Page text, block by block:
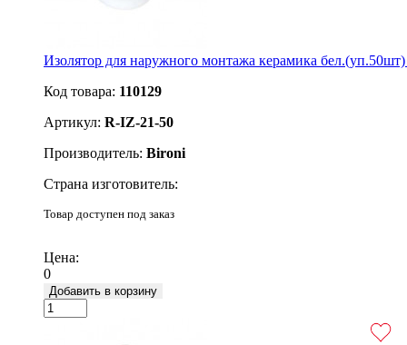
Изолятор для наружного монтажа керамика
Код товара: 110129
Артикул: R-IZ-21-50
Производитель: Bironi
Страна изготовитель:
Товар доступен под заказ
Цена:
0
Добавить в корзину